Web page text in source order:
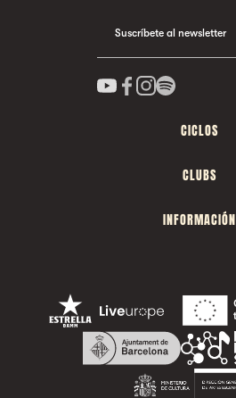
Suscríbete al newsletter
CICLOS
CLUBS
INFORMACIÓN